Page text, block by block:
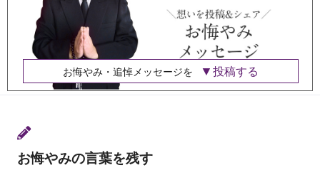
お悔やみ・追悼メッセージを 投稿する
お悔やみの言葉を残す